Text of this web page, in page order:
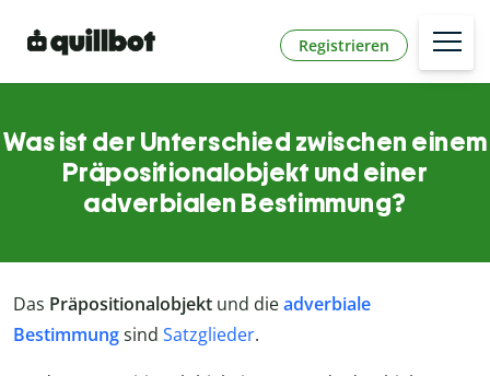
Registrieren
Was ist der Unterschied zwischen einem
Präpositionalobjekt und einer
adverbialen Bestimmung?
Das Präpositionalobjekt und dieadverbiale
Bestimmungsind Satzglieder.